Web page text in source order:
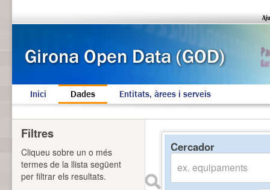
Inici Dades Entitats, àrees i serveis
Cercador
Filtres
Cliqueu sobre un o més
termes de la llista següent
per filtrar els resultats.